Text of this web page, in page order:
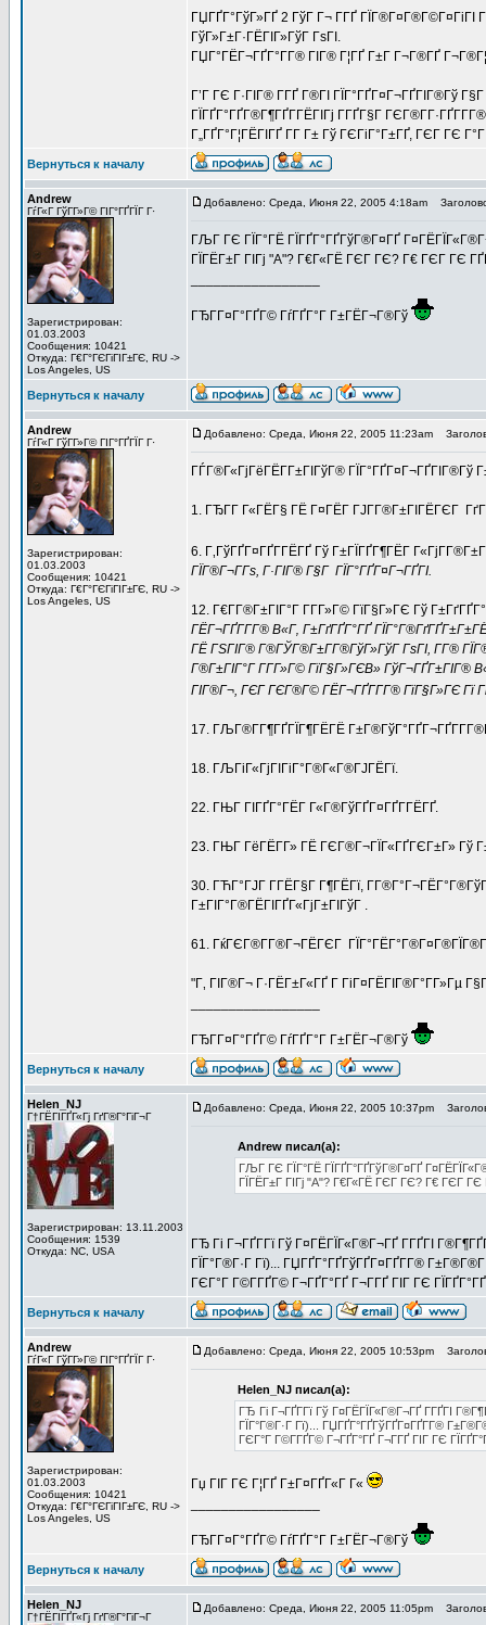
ГЏГҐГ°ГўГ»ГҐ 2 ГўГ Г¬ Г­ГҐ
ГўГ»Г±Г·ГЁГІГ»ГўГ ГѕГІ.
ГЏГ°ГЁГ¬ГҐГ°Г­Г® ГІГ® Г¦ГҐ Г±Г Г¬Г®ГҐ
Г’Г ГЄ Г·ГІГ® Г­ГҐ Г®ГІ ГЇГ°ГҐГ¤Г¬ГҐГІГ®Гў
ГЇГҐГ°ГҐГ®Г¶ГҐГ­ГЁГІГј Г­ГҐГ§Г
Г„ГҐГ°Г¦ГЁГІГҐ Г­Г Г± Гў ГЄГіГ°Г±ГҐ, ГЄГ ГЄ
Вернуться к началу
Andrew
ГѓГ«Г ГўГ­Г»Г© ГІГ°ГҐГЇГ Г·
Зарегистрирован:
01.03.2003
Сообщения: 10421
Откуда: Г€Г°ГЄГіГІГ±ГЄ, RU ->
Los Angeles, US
Добавлено: Среда, Июня 22, 2005 4:18am
ГЉГ ГЄ ГЇГ°ГЁ ГЇГҐГ°ГҐГўГ®Г¤ГҐ
ГЇГЁГ±Г ГІГј "A"? Г€Г«ГЁ ГЄГ ГЄ? Г€ ГЄГ ГЄ
ГЂГ­Г¤Г°ГҐГ© ГѓГҐГ°Г Г±ГЁГ¬Г®Гў
Вернуться к началу
Andrew
ГѓГ«Г ГўГ­Г»Г© ГІГ°ГҐГЇГ Г·
Зарегистрирован:
01.03.2003
Сообщения: 10421
Откуда: Г€Г°ГЄГіГІГ±ГЄ, RU ->
Los Angeles, US
Добавлено: Среда, Июня 22, 2005 11:23am
ГЃГ®Г«ГјГёГЁГ­Г±ГІГўГ® ГЇГ°ГҐГ¤Г¬ГҐГІГ®Гў
1. ГЂГ­Г Г«ГЁГ§ ГЁ Г¤ГЁГ ГЈГ­Г®Г±ГІГЁГЄГ
6. Г‚ГўГҐГ¤ГҐГ­ГЁГҐ Гў Г±ГЇГҐГ¶ГЁГ
ГЇГ®Г¬Г­Гѕ, Г·ГІГ® Г§Г ГЇГ°ГҐГ¤Г¬ГҐГІ.
12. Г€Г­Г®Г±ГІГ°Г Г­Г­Г»Г© ГїГ§Г»ГЄ Гў
ГЁГ¬ГҐГ­Г­Г® В«Г‚ Г±ГґГҐГ°ГҐ
ГЁ ГЅГІГ® Г®ГЎГ®Г±Г­Г®ГўГ»ГўГ ГѕГІ, Г­Г®
Г®Г±ГІГ°Г Г­Г­Г»Г© ГїГ§Г»ГЄВ»
ГІГ®Г¬, ГЄГ ГЄГ®Г© ГЁГ¬ГҐГ­Г­Г® ГїГ§Г»ГЄ Гї
17. ГЉГ®Г­Г¶ГҐГЇГ¶ГЁГЁ
18. ГЉГіГ«ГјГІГіГ°Г®Г«Г®ГЈГЁГї.
22. ГЊГ ГІГҐГ°ГЁГ Г«Г®ГўГҐГ¤ГҐГ­ГЁГҐ.
23. ГЊГ ГёГЁГ­Г» ГЁ ГЄГ®Г¬ГЇГ«ГҐГЄГ±Г» Гў
30. ГЋГ°ГЈГ Г­ГЁГ§Г Г¶ГЁГї, Г­Г®Г°Г¬ГЁГ°Г®ГўГ
Г±ГІГ°Г®ГЁГІГҐГ«ГјГ±ГІГўГ .
61. ГќГЄГ®Г­Г®Г¬ГЁГЄГ
"Г‚ ГІГ®Г¬ Г·ГЁГ±Г«ГҐ Г ГіГ¤ГЁГІГ®Г°Г­Г»Гµ
ГЂГ­Г¤Г°ГҐГ© ГѓГҐГ°Г Г±ГЁГ¬Г®Гў
Вернуться к началу
Helen_NJ
Г†ГЁГІГҐГ«Гј ГґГ®Г°ГіГ¬Г
Зарегистрирован: 13.11.2003
Сообщения: 1539
Откуда: NC, USA
Добавлено: Среда, Июня 22, 2005 10:37pm
Andrew писал(а):
ГЉГ ГЄ ГЇГ°ГЁ ГЇГҐГ°ГҐГўГ®Г¤ГҐ
ГЇГЁГ±Г ГІГј "A"? Г€Г«ГЁ ГЄГ ГЄ? Г€ ГЄГ
ГЂ Гі Г¬ГҐГ­Гї Гў Г¤ГЁГЇГ«Г®Г¬ГҐ Г­ГҐГІ
ГЇГ°Г®Г·Г Гї)... ГЏГҐГ°ГҐГўГҐГ¤ГҐГ­Г®
ГЄГ°Г Г©Г­ГҐГ© Г¬ГҐГ°ГҐ Г¬Г­ГҐ ГІГ ГЄ
Вернуться к началу
Andrew
ГѓГ«Г ГўГ­Г»Г© ГІГ°ГҐГЇГ Г·
Зарегистрирован:
01.03.2003
Сообщения: 10421
Откуда: Г€Г°ГЄГіГІГ±ГЄ, RU ->
Los Angeles, US
Добавлено: Среда, Июня 22, 2005 10:53pm
Helen_NJ писал(а):
ГЂ Гі Г¬ГҐГ­Гї Гў Г¤ГЁГЇГ«Г®Г¬ГҐ Г­ГҐГІ
ГЇГ°Г®Г·Г Гї)... ГЏГҐГ°ГҐГўГҐГ¤ГҐГ­Г®
ГЄГ°Г Г©Г­ГҐГ© Г¬ГҐГ°ГҐ Г¬Г­ГҐ ГІГ ГЄ
Гџ ГІГ ГЄ Г¦ГҐ Г±Г¤ГҐГ«Г Г«
ГЂГ­Г¤Г°ГҐГ© ГѓГҐГ°Г Г±ГЁГ¬Г®Гў
Вернуться к началу
Helen_NJ
Г†ГЁГІГҐГ«Гј ГґГ®Г°ГіГ¬Г
Добавлено: Среда, Июня 22, 2005 11:05pm